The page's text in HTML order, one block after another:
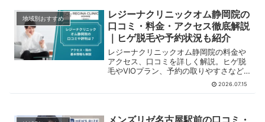
地域別おすすめ
レジーナクリニックオム静岡院の
口コミ・料金・アクセス徹底解説
｜ヒゲ脱毛や予約状況も紹介
レジーナクリニックオム静岡院の料金や
アクセス、口コミを詳しく解説。ヒゲ脱
毛やVIOプラン、予約の取りやすさなど
を、静岡で医療脱毛を検討する男性向け
2026.07.15
メンズリゼ名古屋駅前の口コミ・